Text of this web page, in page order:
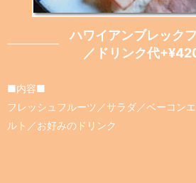
ハワイアンブレック
／ドリンク代
■内容■
フレッシュフルーツ／サラダ／ベーコン
ルト／お好みのドリンク